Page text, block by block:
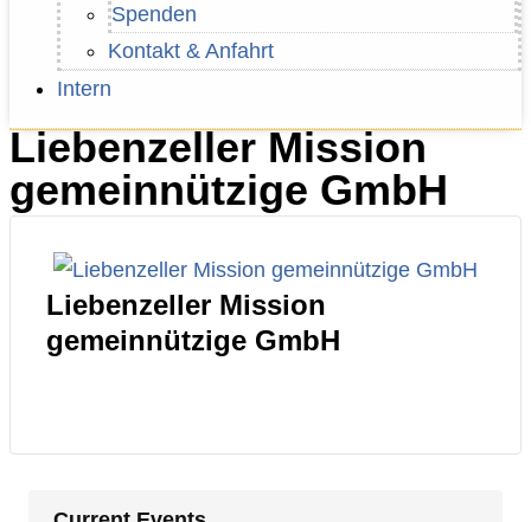
Spenden
Kontakt & Anfahrt
Intern
Liebenzeller Mission
gemeinnützige GmbH
Liebenzeller Mission
gemeinnützige GmbH